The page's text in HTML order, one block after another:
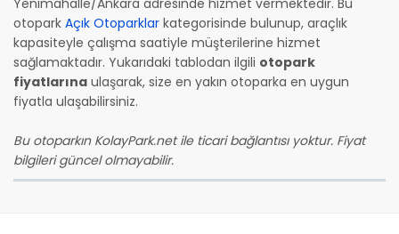
Yenimahalle/Ankara adresinde hizmet vermektedir. Bu
otopark Açık Otoparklar kategorisinde bulunup, araçlık
kapasiteyle çalışma saatiyle müşterilerine hizmet
sağlamaktadır. Yukarıdaki tablodan ilgili otopark
fiyatlarına ulaşarak, size en yakın otoparka en uygun
fiyatla ulaşabilirsiniz.
Bu otoparkın KolayPark.net ile ticari bağlantısı yoktur. Fiyat
bilgileri güncel olmayabilir.